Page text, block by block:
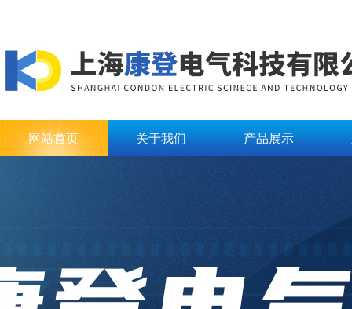
网站首页 关于我们 产品展示